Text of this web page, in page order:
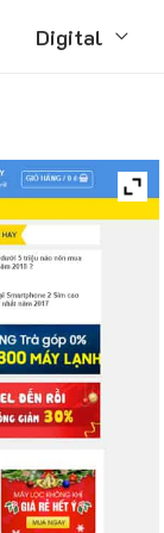
Digital